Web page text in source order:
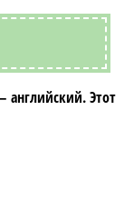
английский. Этот